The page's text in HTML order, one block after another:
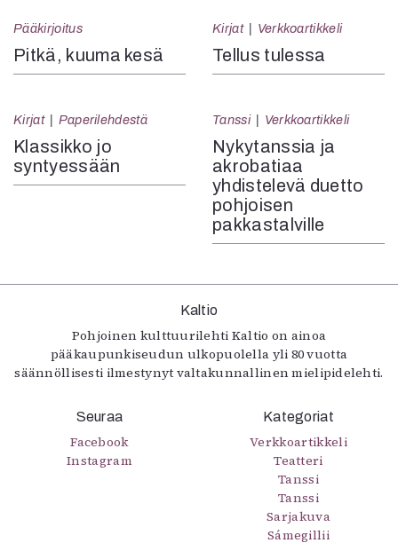
Pääkirjoitus
Pitkä, kuuma kesä
Kirjat Verkkoartikkeli
Tellus tulessa
Kirjat Paperilehdestä
Klassikko jo
syntyessään
Tanssi Verkkoartikkeli
Nykytanssia ja
akrobatiaa
yhdistelevä duetto
pohjoisen
pakkastalville
Kaltio
Pohjoinen kulttuurilehti Kaltio on ainoa
pääkaupunkiseudun ulkopuolella yli 80 vuotta
säännöllisesti ilmestynyt valtakunnallinen mielipidelehti.
Seuraa
Facebook
Instagram
Kategoriat
Verkkoartikkeli
Teatteri
Tanssi
Tanssi
Sarjakuva
Sámegillii